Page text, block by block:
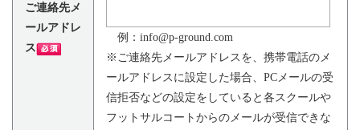
ご連絡先メ
ールアドレ
ス
例：info@p-ground.com
※ご連絡先メールアドレスを、携帯電話のメ
ールアドレスに設定した場合、PCメールの受
信拒否などの設定をしていると各スクールや
フットサルコートからのメールが受信できな